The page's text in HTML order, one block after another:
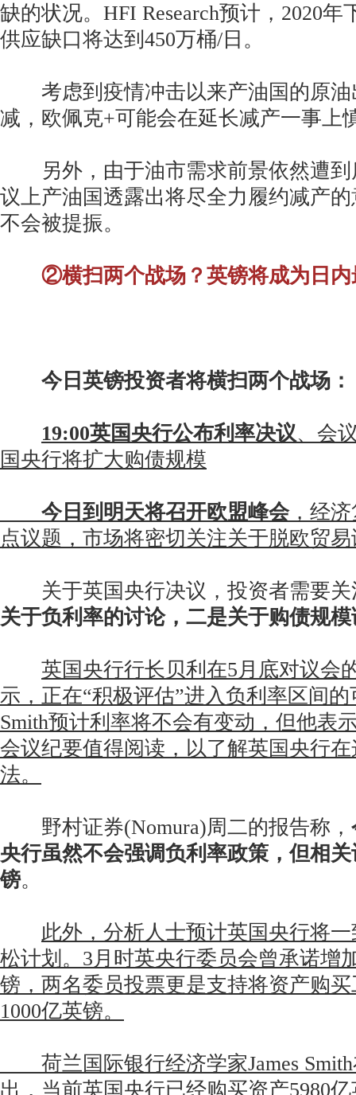
缺的状况。HFI Research预计，2020
供应缺口将达到450万桶/日。
考虑到疫情冲击以来产油国的原油
减，欧佩克+可能会在延长减产一事上
另外，由于油市需求前景依然遭到
议上产油国透露出将尽全力履约减产
不会被提振。
②横扫两个战场？英镑将成为日内
今日英镑投资者将横扫两个战场：
19:00英国央行公布利率决议、会
国央行将扩大购债规模
今日到明天将召开欧盟峰会，经济
点议题，市场将密切关注关于脱欧贸
关于英国央行决议，投资者需要关
关于负利率的讨论，二是关于购债规
英国央行行长贝利在5月底对议会
示，正在“积极评估”进入负利率区间
Smith预计利率将不会有变动，但他表
会议纪要值得阅读，以了解英国央行
法。
野村证券(Nomura)周二的报告称，
央行虽然不会强调负利率政策，但相
镑。
此外，分析人士预计英国央行将
松计划。3月时英央行委员会曾承诺增
镑，两名委员投票更是支持将资产购
1000亿英镑。
荷兰国际银行经济学家James Smith
出，当前英国央行已经购买资产5980